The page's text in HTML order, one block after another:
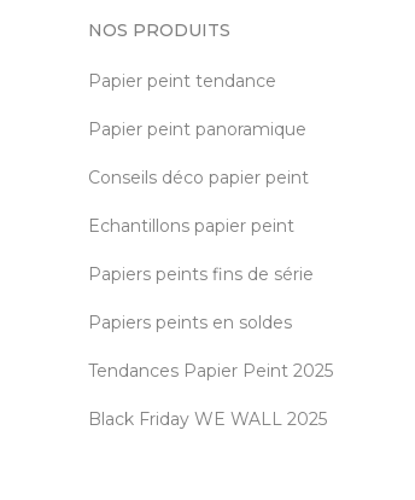
NOS PRODUITS
Papier peint tendance
Papier peint panoramique
Conseils déco papier peint
Echantillons papier peint
Papiers peints fins de série
Papiers peints en soldes
Tendances Papier Peint 2025
Black Friday WE WALL 2025